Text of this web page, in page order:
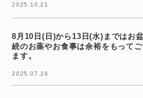
2025.10.21
8月10日(日)から13日(水)まではお
続のお薬やお食事は余裕をもって
ます。
2025.07.24